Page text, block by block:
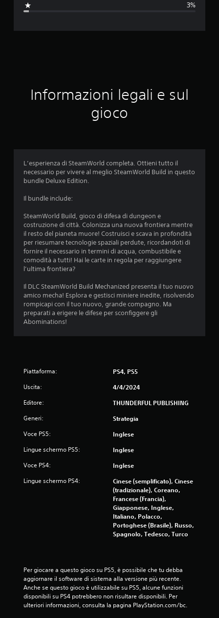
i
e
d
i
a
4
.
9
e
n
u
a
3%
Informazioni legali e sul
gioco
L’esperienza di SteamWorld completa. Ottieni tutto il
necessario per vivere al meglio SteamWorld Build in questo
bundle Deluxe Edition.
Il bundle include:
SteamWorld Build, gioco di difesa di dungeon e
costruzione di città. Colonizza una nuova frontiera mentre
il resto del pianeta muore! Costruisci e scava in profondità
per riesumare tecnologie spaziali perdute, ricordandoti di
fornire il necessario in termini di acqua, combustibile e
comodità a tutti! Hai le carte in regola per raggiungere
l’ultima frontiera?
Il DLC SteamWorld Build Mechanized presenta il tuo nuovo
amico mecha! Esplora e gestisci miniere inedite, risolvendo
rompicapi con il tuo nuovo, grande compagno. Ma
preparati a erigere le difese per sconfiggere gli
Abominations!
Piattaforma: PS4, PS5
Uscita: 4/4/2024
Editore: THUNDERFUL PUBLISHING
Generi: Strategia
Voce PS5: Inglese
Lingue schermo PS5: Inglese
Voce PS4: Inglese
Lingue schermo PS4:
Cinese (semplificato), Cinese
(tradizionale), Coreano,
Francese (Francia),
Giapponese, Inglese,
Italiano, Polacco,
Portoghese (Brasile), Russo,
Spagnolo, Tedesco, Turco
Per giocare a questo gioco su PS5, è possibile che tu debba
aggiornare il software di sistema alla versione più recente.
Anche se questo gioco è utilizzabile su PS5, alcune funzioni
disponibili su PS4 potrebbero non risultare disponibili. Per
ulteriori informazioni, consulta la pagina PlayStation.com/bc.